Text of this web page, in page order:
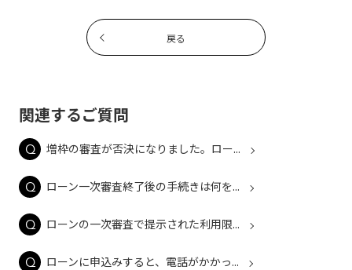
戻る
関連するご質問
増枠の審査が否決になりました。ロー...
ローン一次審査終了後の手続きは何を...
ローンの一次審査で提示された利用限...
ローンに申込みすると、電話がかかっ...